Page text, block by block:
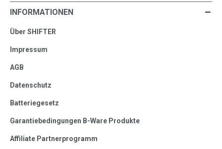
INFORMATIONEN
Über SHIFTER
Impressum
AGB
Datenschutz
Batteriegesetz
Garantiebedingungen B-Ware Produkte
Affiliate Partnerprogramm